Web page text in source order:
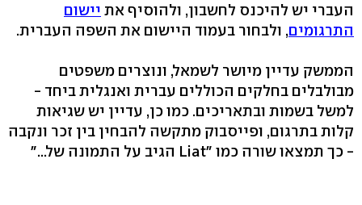
העברי יש להיכנס לחשבון, ולהוסיף את יישום
התרגומים, ולבחור בעמוד היישום את השפה העברית.
הממשק עדיין מיושר לשמאל, ונוצרים משפטים
מבולבלים בחלקים הכוללים עברית ואנגלית ביחד -
למשל בשמות ובתאריכים. כמו כן, עדיין יש שגיאות
קלות בתרגום, ופייסבוק מתקשה להבחין בין זכר ונקבה
- כך תמצאו שורה כמו "Liat הגיב על התמונה של..."